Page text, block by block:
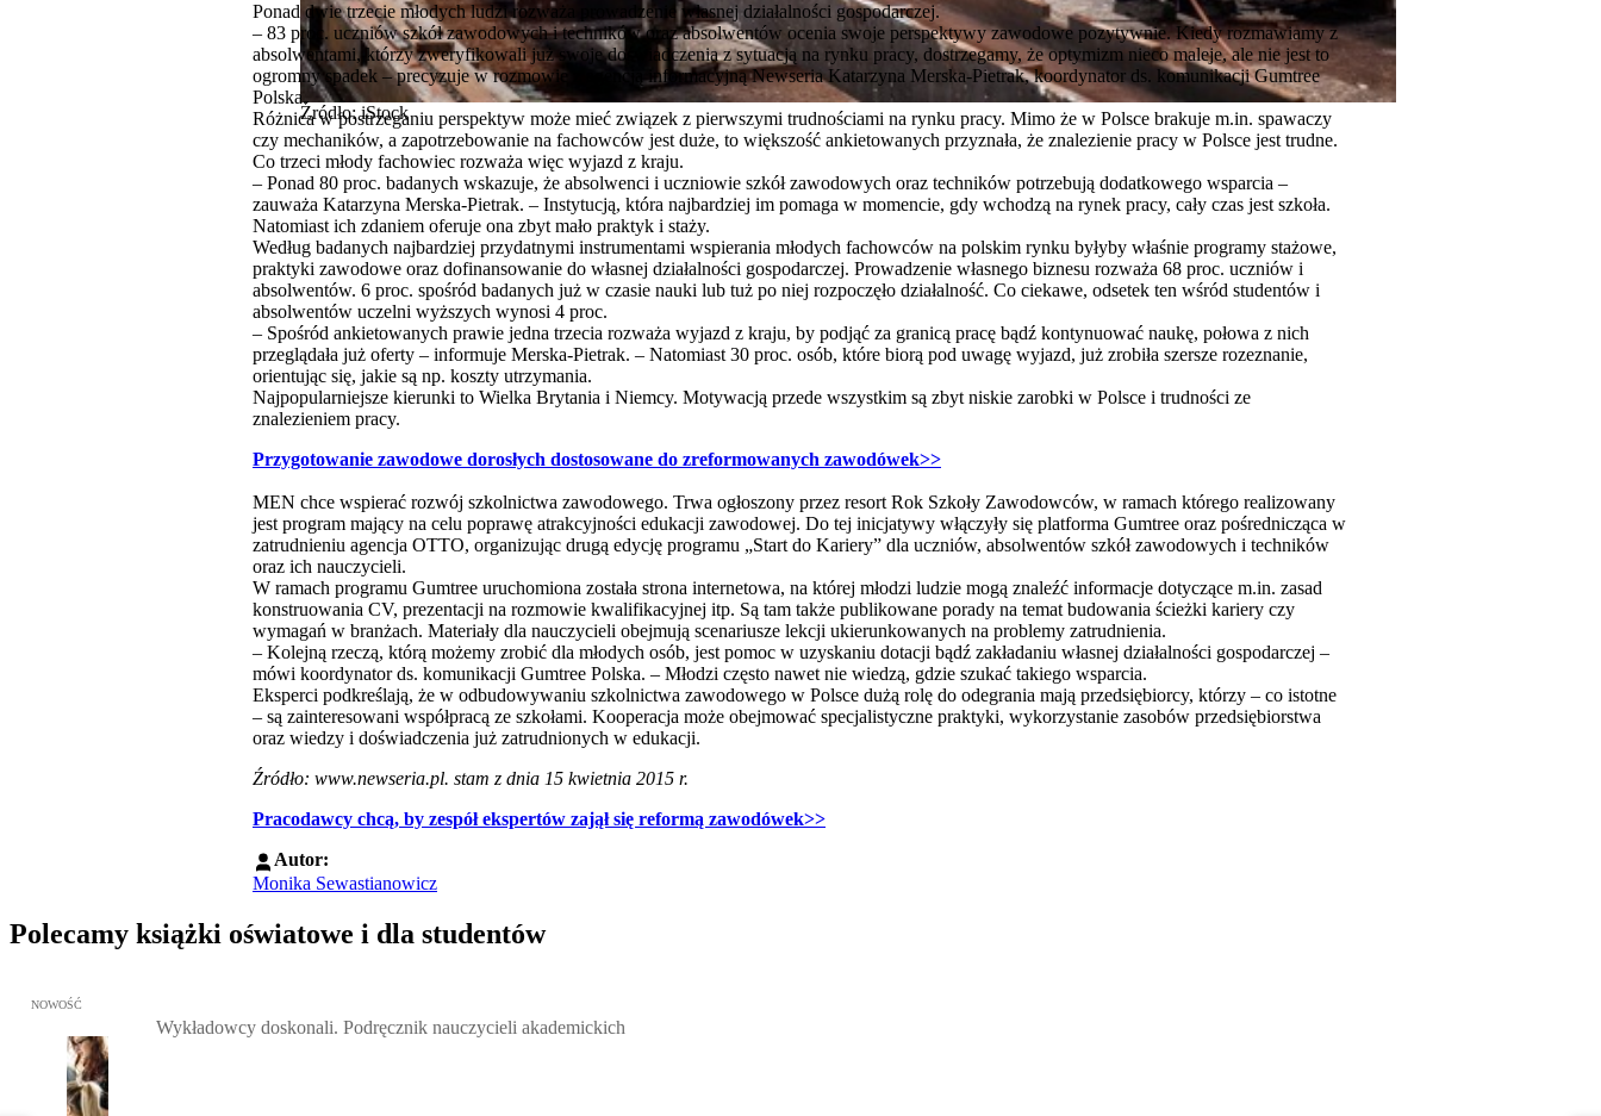
Źródło: iStock
Ponad dwie trzecie młodych ludzi rozważa prowadzenie własnej działalności gospodarczej.
– 83 proc. uczniów szkół zawodowych i techników oraz absolwentów ocenia swoje perspektywy zawodowe pozytywnie. Kiedy rozmawiamy z
absolwentami, którzy zweryfikowali już swoje doświadczenia z sytuacją na rynku pracy, dostrzegamy, że optymizm nieco maleje, ale nie jest to
ogromny spadek – precyzuje w rozmowie z agencją informacyjną Newseria Katarzyna Merska-Pietrak, koordynator ds. komunikacji Gumtree
Polska.
Różnica w postrzeganiu perspektyw może mieć związek z pierwszymi trudnościami na rynku pracy. Mimo że w Polsce brakuje m.in. spawaczy
czy mechaników, a zapotrzebowanie na fachowców jest duże, to większość ankietowanych przyznała, że znalezienie pracy w Polsce jest trudne.
Co trzeci młody fachowiec rozważa więc wyjazd z kraju.
– Ponad 80 proc. badanych wskazuje, że absolwenci i uczniowie szkół zawodowych oraz techników potrzebują dodatkowego wsparcia –
zauważa Katarzyna Merska-Pietrak. – Instytucją, która najbardziej im pomaga w momencie, gdy wchodzą na rynek pracy, cały czas jest szkoła.
Natomiast ich zdaniem oferuje ona zbyt mało praktyk i staży.
Według badanych najbardziej przydatnymi instrumentami wspierania młodych fachowców na polskim rynku byłyby właśnie programy stażowe,
praktyki zawodowe oraz dofinansowanie do własnej działalności gospodarczej. Prowadzenie własnego biznesu rozważa 68 proc. uczniów i
absolwentów. 6 proc. spośród badanych już w czasie nauki lub tuż po niej rozpoczęło działalność. Co ciekawe, odsetek ten wśród studentów i
absolwentów uczelni wyższych wynosi 4 proc.
– Spośród ankietowanych prawie jedna trzecia rozważa wyjazd z kraju, by podjąć za granicą pracę bądź kontynuować naukę, połowa z nich
przeglądała już oferty – informuje Merska-Pietrak. – Natomiast 30 proc. osób, które biorą pod uwagę wyjazd, już zrobiła szersze rozeznanie,
orientując się, jakie są np. koszty utrzymania.
Najpopularniejsze kierunki to Wielka Brytania i Niemcy. Motywacją przede wszystkim są zbyt niskie zarobki w Polsce i trudności ze
znalezieniem pracy.
Przygotowanie zawodowe dorosłych dostosowane do zreformowanych zawodówek>>
MEN chce wspierać rozwój szkolnictwa zawodowego. Trwa ogłoszony przez resort Rok Szkoły Zawodowców, w ramach którego realizowany
jest program mający na celu poprawę atrakcyjności edukacji zawodowej. Do tej inicjatywy włączyły się platforma Gumtree oraz pośrednicząca w
zatrudnieniu agencja OTTO, organizując drugą edycję programu „Start do Kariery” dla uczniów, absolwentów szkół zawodowych i techników
oraz ich nauczycieli.
W ramach programu Gumtree uruchomiona została strona internetowa, na której młodzi ludzie mogą znaleźć informacje dotyczące m.in. zasad
konstruowania CV, prezentacji na rozmowie kwalifikacyjnej itp. Są tam także publikowane porady na temat budowania ścieżki kariery czy
wymagań w branżach. Materiały dla nauczycieli obejmują scenariusze lekcji ukierunkowanych na problemy zatrudnienia.
– Kolejną rzeczą, którą możemy zrobić dla młodych osób, jest pomoc w uzyskaniu dotacji bądź zakładaniu własnej działalności gospodarczej –
mówi koordynator ds. komunikacji Gumtree Polska. – Młodzi często nawet nie wiedzą, gdzie szukać takiego wsparcia.
Eksperci podkreślają, że w odbudowywaniu szkolnictwa zawodowego w Polsce dużą rolę do odegrania mają przedsiębiorcy, którzy – co istotne
– są zainteresowani współpracą ze szkołami. Kooperacja może obejmować specjalistyczne praktyki, wykorzystanie zasobów przedsiębiorstwa
oraz wiedzy i doświadczenia już zatrudnionych w edukacji.
Źródło: www.newseria.pl. stam z dnia 15 kwietnia 2015 r.
Pracodawcy chcą, by zespół ekspertów zajął się reformą zawodówek>>
Autor:
Monika Sewastianowicz
Polecamy książki oświatowe i dla studentów
Przejdź do: Wykładowcy doskonali. Podręcznik nauczycieli akademickich, Andrzej Rozmus - otwiera się w nowym oknie
NOWOŚĆ
Wykładowcy doskonali. Podręcznik nauczycieli akademickich